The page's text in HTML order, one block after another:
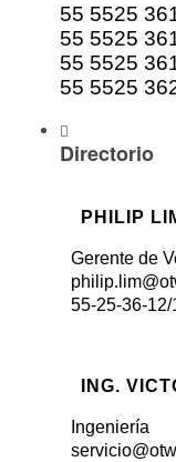
55 5525
55 5525
55 5525
55 5525
Directorio
PHILIP
Gerente de
55-25-36-
ING.
Ingeniería